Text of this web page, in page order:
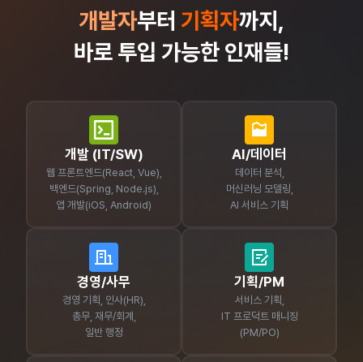
개발자부터 기획자까지,
바로 투입 가능한 인재들!
개발 (IT/SW)
웹 프론트엔드(React, Vue),
백엔드(Spring, Node.js),
앱 개발(iOS, Android)
AI/데이터
데이터 분석,
머신러닝 모델링,
AI 서비스 기획
경영/사무
경영 기획, 인사(HR),
총무, 재무/회계,
일반 행정
기획/PM
서비스 기획,
IT 프로덕트 매니징
(PM/PO)